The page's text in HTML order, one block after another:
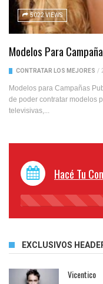
5022 VIEWS
Modelos Para
CONTRATAR LOS MEJORES /
Modelos para Campañas
de poder contratar modelos
televisivas,...
Hacé Tu
EXCLUSIVOS
Vicentico